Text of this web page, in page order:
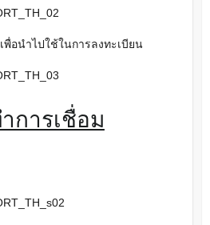
อนำไปใช้ในการลงทะเบียน
การเชื่อม